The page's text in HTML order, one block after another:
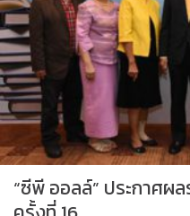
“ซีพี ออลล์” ประกาศผ